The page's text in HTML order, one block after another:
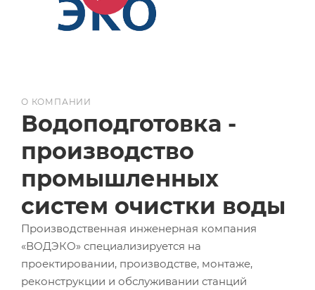
О КОМПАНИИ
Водоподготовка -
производство
промышленных
систем очистки воды
Производственная инженерная компания
«ВОДЭКО» специализируется на
проектировании, производстве, монтаже,
реконструкции и обслуживании станций